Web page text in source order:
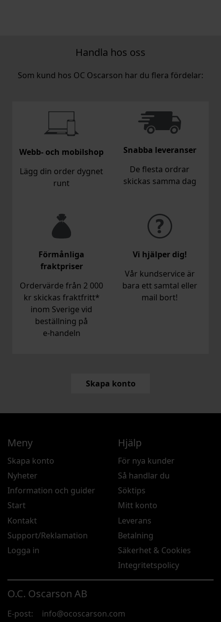
Handla hos oss
Som kund hos OC Oscarson har du flera fördelar:
Webb- och mobilshop
Lägg din order dygnet
runt
Snabba leveranser
De flesta ordrar
skickas samma dag
Förmånliga
fraktpriser
Ordervärde från 2 000
kr skickas fraktfritt*
inom Sverige vid
beställning på
e‑handeln
Vi hjälper dig!
Vår kundservice är
bara ett samtal eller
mail bort!
Skapa konto
O.C. Oscarson AB
E-post: info@ocoscarson.com
Meny
Skapa konto
Nyheter
Information och guider
Start
Kontakt
Support/Reklamation
Logga in
Hjälp
För nya kunder
Så handlar du
Söktips
Mitt konto
Leverans
Betalning
Säkerhet & Cookies
Integritetspolicy